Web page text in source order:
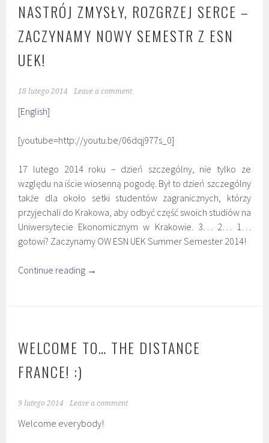
NASTRÓJ ZMYSŁY, ROZGRZEJ SERCE –
ZACZYNAMY NOWY SEMESTR Z ESN
UEK!
18 lutego 2014 Leave a comment
[English]
[youtube=http://youtu.be/06dqj977s_0]
17 lutego 2014 roku – dzień szczególny, nie tylko ze
względu na iście wiosenną pogodę. Był to dzień szczególny
także dla około setki studentów zagranicznych, którzy
przyjechali do Krakowa, aby odbyć część swoich studiów na
Uniwersytecie Ekonomicznym w Krakowie. 3… 2… 1…
gotowi? Zaczynamy OW ESN UEK Summer Semester 2014!
Continue reading →
WELCOME TO… THE DISTANCE
FRANCE! :)
9 lutego 2014 Leave a comment
Welcome everybody!